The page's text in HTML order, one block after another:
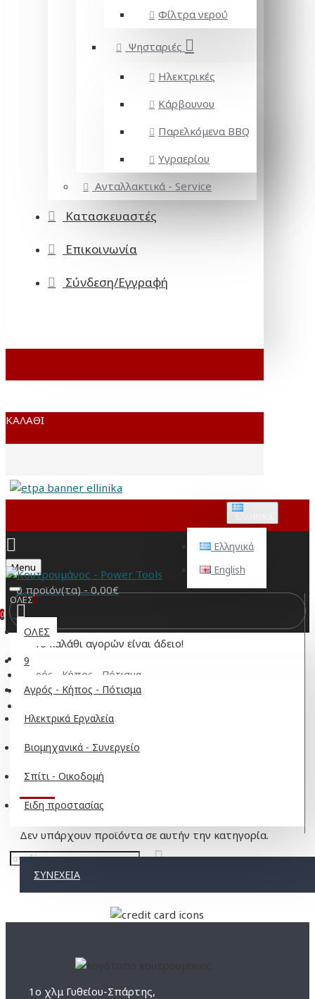
Φίλτρα νερού
Ψησταριές
Ηλεκτρικές
Κάρβουνου
Παρελκόμενα BBQ
Υγραερίου
Ανταλλακτικά - Service
Κατασκευαστές
Επικοινωνία
Σύνδεση/Εγγραφή
ΚΑΛΆΘΙ
Ελληνικά
English
Menu
0 προϊόν(τα) - 0,00€
0
Το καλάθι αγορών είναι άδειο!
ΟΛΕΣ
ΟΛΕΣ
9
Αγρός - Κήπος - Πότισμα
Ηλεκτρικά Εργαλεία
Βιομηχανικά - Συνεργείο
Σπίτι - Οικοδομή
Ειδη προστασίας
Αγρός - Κήπος - Πότισμα
Αλυσοπρίονα
ΛΆΜΕΣ
Δεν υπάρχουν προϊόντα σε αυτήν την κατηγορία.
ΣΥΝΈΧΕΙΑ
1ο χλμ Γυθείου-Σπάρτης,